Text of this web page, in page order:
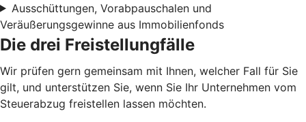
Ausschüttungen, Vorabpauschalen und
Veräußerungsgewinne aus Immobilienfonds
Die drei Freistellungfälle
Wir prüfen gern gemeinsam mit Ihnen, welcher Fall für Sie
gilt, und unterstützen Sie, wenn Sie Ihr Unternehmen vom
Steuerabzug freistellen lassen möchten.